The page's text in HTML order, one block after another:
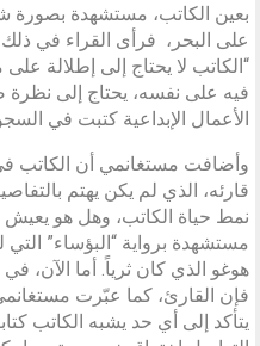
بعين الكاتب، مستشهدة بصورة
على البحر، فرأى القراء في ذلك
“الكاتب لا يحتاج إلى إطلالة
فيه على نفسه، يحتاج إلى
الأعمال الإبداعية كتبت في
وأضافت مستغانمي أن الكاتب
قارئه، الذي لم يكن يهتم
نمط حياة الكاتب، وهل هو يعيش
مستشهدة برواية “البؤساء” التي
هوغو الذي كان ثرياً. أما الآن،
فإن القارئ، كما عبّرت
يتأكد إلى أي حد يشبه الكاتب